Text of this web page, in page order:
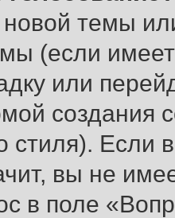
темы
(если
или
создания
стиля). Если
вы не
в поле